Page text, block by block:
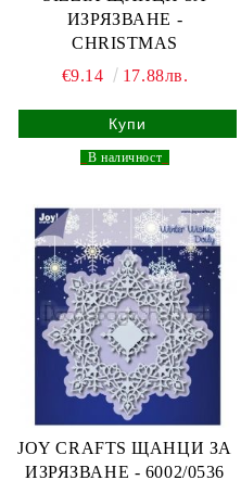
ИЗРЯЗВАНЕ -
CHRISTMAS
€9.14
17.88лв.
В наличност
JOY CRAFTS ЩАНЦИ ЗА
ИЗРЯЗВАНЕ - 6002/0536